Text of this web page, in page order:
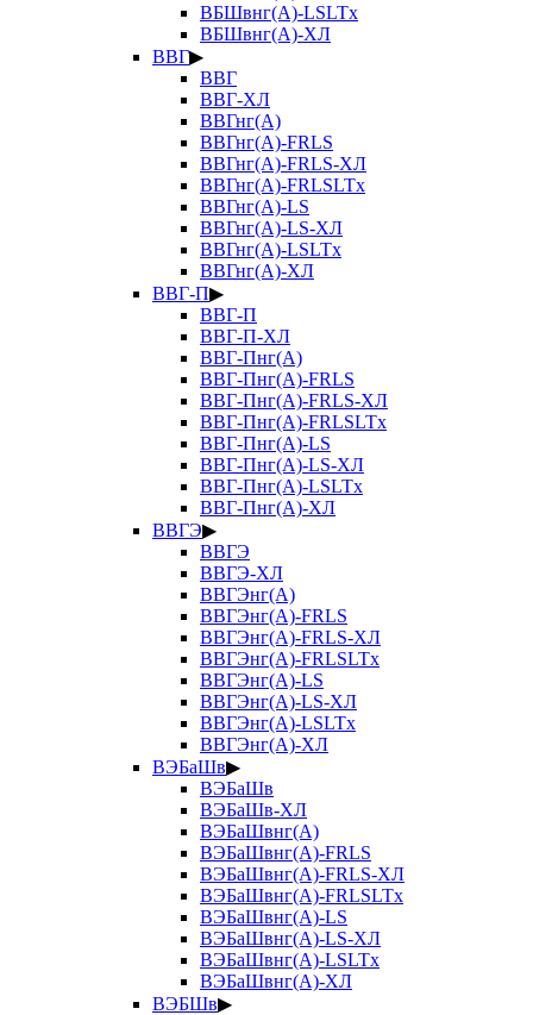
ВБШвнг(А)-LSLTx
ВБШвнг(А)-ХЛ
ВВГ▶
ВВГ
ВВГ-ХЛ
ВВГнг(А)
ВВГнг(А)-FRLS
ВВГнг(А)-FRLS-ХЛ
ВВГнг(А)-FRLSLTx
ВВГнг(А)-LS
ВВГнг(А)-LS-ХЛ
ВВГнг(А)-LSLTx
ВВГнг(А)-ХЛ
ВВГ-П▶
ВВГ-П
ВВГ-П-ХЛ
ВВГ-Пнг(А)
ВВГ-Пнг(А)-FRLS
ВВГ-Пнг(А)-FRLS-ХЛ
ВВГ-Пнг(А)-FRLSLTx
ВВГ-Пнг(А)-LS
ВВГ-Пнг(А)-LS-ХЛ
ВВГ-Пнг(А)-LSLTx
ВВГ-Пнг(А)-ХЛ
ВВГЭ▶
ВВГЭ
ВВГЭ-ХЛ
ВВГЭнг(А)
ВВГЭнг(А)-FRLS
ВВГЭнг(А)-FRLS-ХЛ
ВВГЭнг(А)-FRLSLTx
ВВГЭнг(А)-LS
ВВГЭнг(А)-LS-ХЛ
ВВГЭнг(А)-LSLTx
ВВГЭнг(А)-ХЛ
ВЭБаШв▶
ВЭБаШв
ВЭБаШв-ХЛ
ВЭБаШвнг(А)
ВЭБаШвнг(А)-FRLS
ВЭБаШвнг(А)-FRLS-ХЛ
ВЭБаШвнг(А)-FRLSLTx
ВЭБаШвнг(А)-LS
ВЭБаШвнг(А)-LS-ХЛ
ВЭБаШвнг(А)-LSLTx
ВЭБаШвнг(А)-ХЛ
ВЭБШв▶